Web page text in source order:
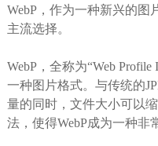
WebP，作为一种新兴的图
主流选择。
WebP，全称为“Web Profile
一种图片格式。与传统的
量的同时，文件大小可以
法，使得WebP成为一种非